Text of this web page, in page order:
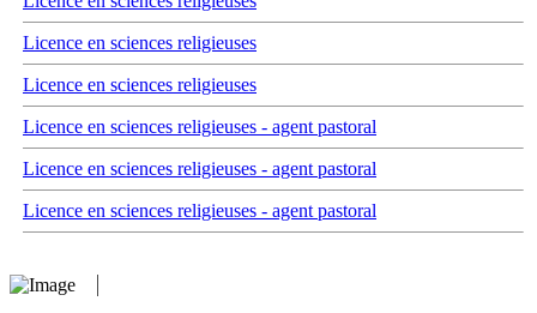
Licence en sciences religieuses
Licence en sciences religieuses
Licence en sciences religieuses - agent pastoral
Licence en sciences religieuses - agent pastoral
Licence en sciences religieuses - agent pastoral